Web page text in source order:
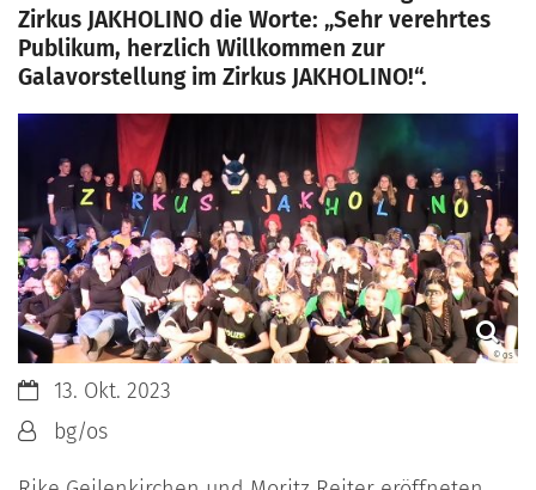
Zirkus JAKHOLINO die Worte: „Sehr verehrtes
Publikum, herzlich Willkommen zur
Galavorstellung im Zirkus JAKHOLINO!“.
© os
Datum:13. Okt. 2023
Von:bg/os